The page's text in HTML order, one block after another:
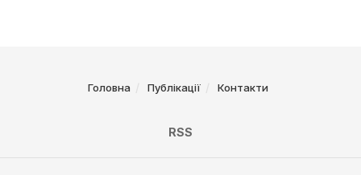
Головна Публікації Контакти
RSS